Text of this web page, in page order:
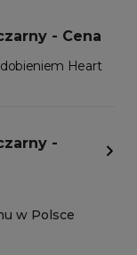
- Cena
Heart
-
w Polsce